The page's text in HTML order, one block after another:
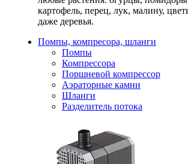
картофель, перец, лук, малину,
даже деревья.
Помпы, компресора, шланги
Помпы
Компрессора
Поршневой компрессор
Аэраторные камни
Шланги
Разделитель потока